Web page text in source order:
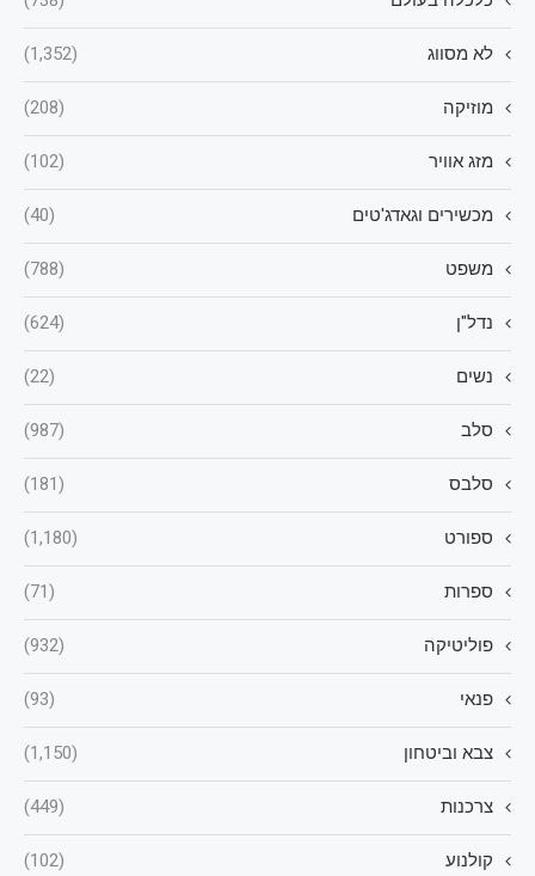
לא מסווג (1,352)
מוזיקה (208)
מזג אוויר (102)
מכשירים וגאדג'טים (40)
משפט (788)
נדל"ן (624)
נשים (22)
סלב (987)
סלבס (181)
ספורט (1,180)
ספרות (71)
פוליטיקה (932)
פנאי (93)
צבא וביטחון (1,150)
צרכנות (449)
קולנוע (102)